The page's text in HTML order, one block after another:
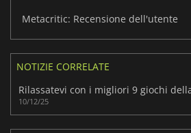
Metacritic: Recensione dell'utente
NOTIZIE CORRELATE
10/12/25